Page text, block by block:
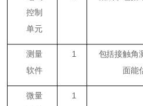
控制
单元
测量
软件
1 包括接触角
面能
微量 1